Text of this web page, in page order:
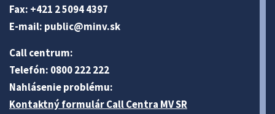
Fax: +421 2 5094 4397
E-mail: public@minv.sk
Call centrum:
Telefón: 0800 222 222
Nahlásenie problému:
Kontaktný formulár Call Centra MV SR